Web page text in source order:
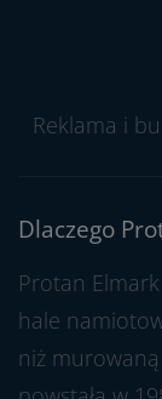
Reklama i
Dlaczego
Protan
hale
niż